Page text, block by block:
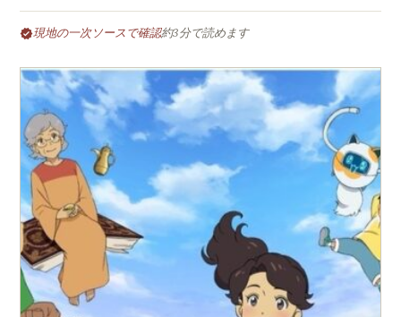
verified現地の一次ソースで確認約3分で読めます